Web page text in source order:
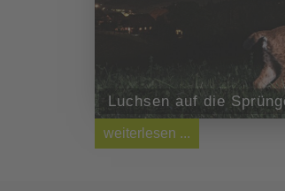
Luchsen auf die
weiterlesen ...